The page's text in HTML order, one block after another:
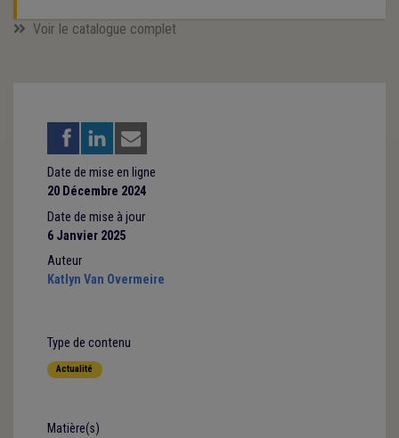
Voir le catalogue complet
Date de mise en ligne
20 Décembre 2024
Date de mise à jour
6 Janvier 2025
Auteur
Katlyn Van Overmeire
Type de contenu
Actualité
Matière(s)